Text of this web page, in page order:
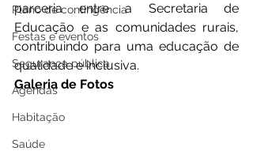
Plano de contingência
Festas e eventos
Segurança pública
Agendas
Habitação
Saúde
parceria entre a Secretaria de
Educação e as comunidades rurais,
contribuindo para uma educação de
qualidade e inclusiva.
Galeria de Fotos